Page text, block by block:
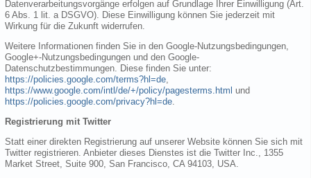
Datenverarbeitungsvorgänge erfolgen auf Grundlage Ihrer Einwilligung (Art.
6 Abs. 1 lit. a DSGVO). Diese Einwilligung können Sie jederzeit mit
Wirkung für die Zukunft widerrufen.
Weitere Informationen finden Sie in den Google-Nutzungsbedingungen,
Google+-Nutzungsbedingungen und den Google-
Datenschutzbestimmungen. Diese finden Sie unter:
https://policies.google.com/terms?hl=de,
https://www.google.com/intl/de/+/policy/pagesterms.html und
https://policies.google.com/privacy?hl=de.
Registrierung mit Twitter
Statt einer direkten Registrierung auf unserer Website können Sie sich mit
Twitter registrieren. Anbieter dieses Dienstes ist die Twitter Inc., 1355
Market Street, Suite 900, San Francisco, CA 94103, USA.